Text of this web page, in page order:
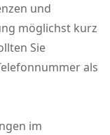
und
möglichst kurz
Sie
als
im